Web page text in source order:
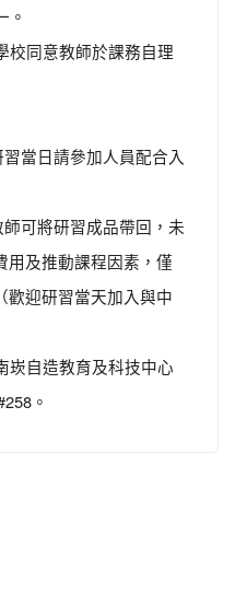
同意教師於課務自理
當日請參加人員配合入
可將研習成品帶回，未
用及推動課程因素，僅
歡迎研習當天加入與中
自造教育及科技中心
。